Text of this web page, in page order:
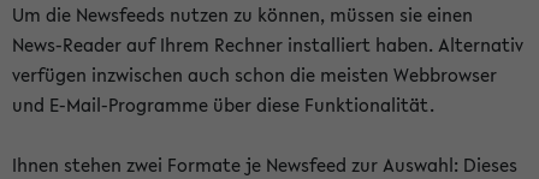
Um die Newsfeeds nutzen zu können, müssen sie einen
News-Reader auf Ihrem Rechner installiert haben. Alternativ
verfügen inzwischen auch schon die meisten Webbrowser
und E-Mail-Programme über diese Funktionalität.
Ihnen stehen zwei Formate je Newsfeed zur Auswahl: Dieses